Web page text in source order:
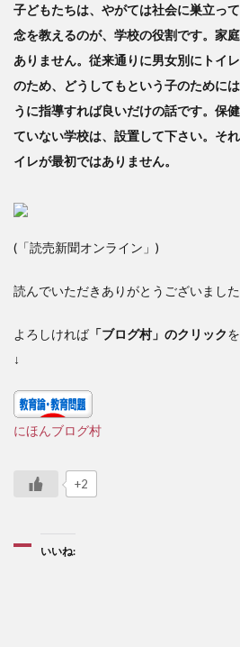
子どもたちは、やがては社会に巣立っ
念を教えるのが、学校の役割です。家
ありません。従来通りに男女別にトイ
のため、どうしてもという子のために
うに指導すれば良いだけの話です。保
ていない学校は、設置して下さい。そ
イレが最初ではありません。
(「読売新聞オンライン」)
読んでいただきありがとうございました
よろしければ 「ブログ村」のクリック
↓
にほんブログ村
+2
いいね: